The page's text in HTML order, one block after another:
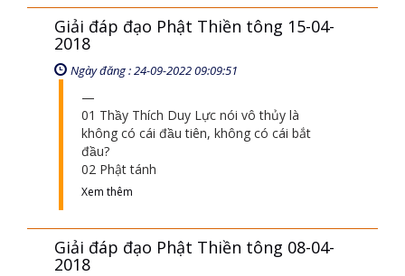
Giải đáp đạo Phật Thiền tông 15-04-
2018
Ngày đăng : 24-09-2022 09:09:51
01 Thầy Thích Duy Lực nói vô thủy là
không có cái đầu tiên, không có cái bắt
đầu?
02 Phật tánh
Xem thêm
Giải đáp đạo Phật Thiền tông 08-04-
2018